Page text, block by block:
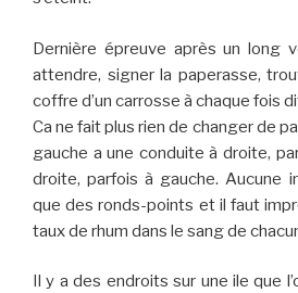
Dernière épreuve après un long
attendre, signer la paperasse,
coffre d’un carrosse à chaque fois
Ca ne fait plus rien de changer de
gauche a une conduite à droite,
droite, parfois à gauche. Aucune
que des ronds-points et il faut
taux de rhum dans le sang de
Il y a des endroits sur une ile que